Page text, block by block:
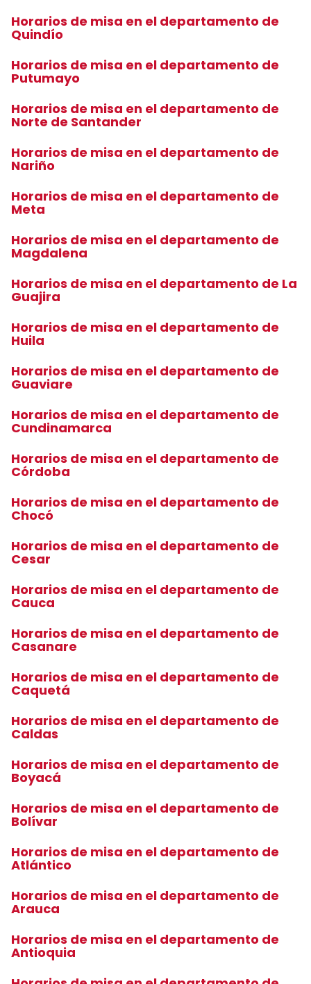
Horarios de misa en el departamento de
Quindío
Horarios de misa en el departamento de
Putumayo
Horarios de misa en el departamento de
Norte de Santander
Horarios de misa en el departamento de
Nariño
Horarios de misa en el departamento de
Meta
Horarios de misa en el departamento de
Magdalena
Horarios de misa en el departamento de La
Guajira
Horarios de misa en el departamento de
Huila
Horarios de misa en el departamento de
Guaviare
Horarios de misa en el departamento de
Cundinamarca
Horarios de misa en el departamento de
Córdoba
Horarios de misa en el departamento de
Chocó
Horarios de misa en el departamento de
Cesar
Horarios de misa en el departamento de
Cauca
Horarios de misa en el departamento de
Casanare
Horarios de misa en el departamento de
Caquetá
Horarios de misa en el departamento de
Caldas
Horarios de misa en el departamento de
Boyacá
Horarios de misa en el departamento de
Bolívar
Horarios de misa en el departamento de
Atlántico
Horarios de misa en el departamento de
Arauca
Horarios de misa en el departamento de
Antioquia